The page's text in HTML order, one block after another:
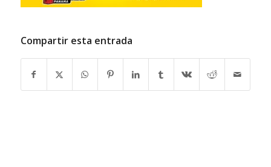
Compartir esta entrada